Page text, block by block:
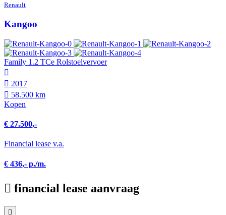
Renault
Kangoo
Family 1.2 TCe Rolstoelvervoer
2017
58.500 km
Kopen
€ 27.500,-
Financial lease v.a.
€ 436,- p./m.
financial lease aanvraag